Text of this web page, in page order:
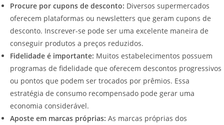
Procure por cupons de desconto: Diversos supermercados
oferecem plataformas ou newsletters que geram cupons de
desconto. Inscrever-se pode ser uma excelente maneira de
conseguir produtos a preços reduzidos.
Fidelidade é importante: Muitos estabelecimentos possuem
programas de fidelidade que oferecem descontos progressivos
ou pontos que podem ser trocados por prêmios. Essa
estratégia de consumo recompensado pode gerar uma
economia considerável.
Aposte em marcas próprias: As marcas próprias dos